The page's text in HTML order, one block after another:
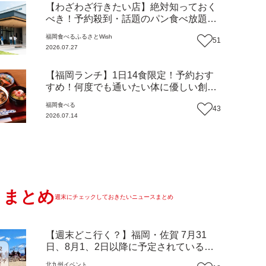
【わざわざ行きたい店】絶対知っておく
べき！予約殺到・話題のパン食べ放題が
ン『bound garden』（福岡・新宮町）
福岡食べるふるさとWish
2026.07.27
51
【福岡ランチ】1日14食限定！予約おす
すめ！何度でも通いたい体に優しい創作
市）【まち歩き】
福岡食べる
2026.07.14
43
まとめ週末にチェックしておきたいニュースまとめ
【週末どこ行く？】福岡・佐賀 7月31
日、8月1、2日以降に予定されているイ
北九州 イベント